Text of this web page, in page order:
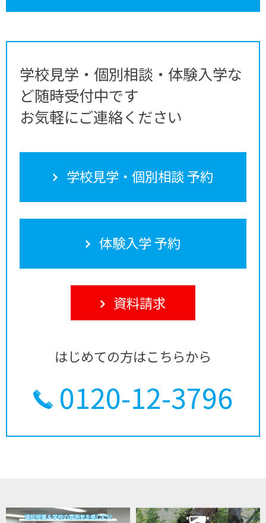
学校見学・個別相談・体験入学な
ど随時受付中です
お気軽にご連絡ください
学校見学・個別相談 予約
体験入学 予約
資料請求
はじめての方はこちらから
0120-12-3796